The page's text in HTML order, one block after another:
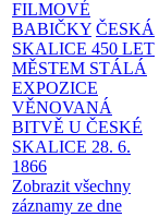
FILMOVÉ
BABIČKY ČESKÁ
SKALICE 450 LET
MĚSTEM STÁLÁ
EXPOZICE
VĚNOVANÁ
BITVĚ U ČESKÉ
SKALICE 28. 6.
1866
Zobrazit všechny
záznamy ze dne